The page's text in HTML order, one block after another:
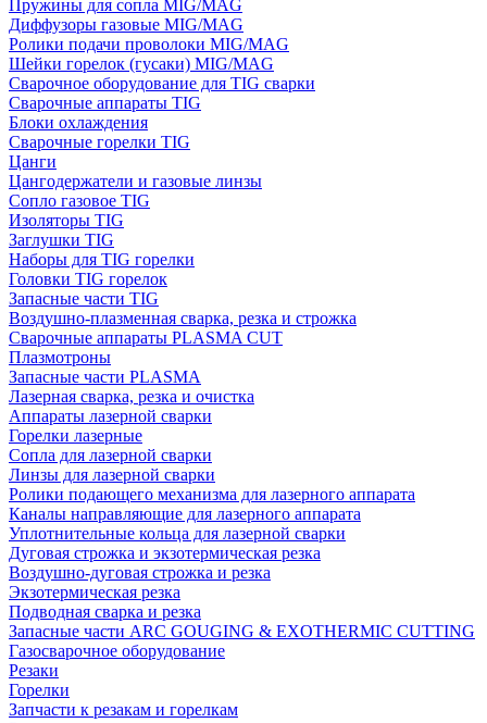
Пружины для сопла MIG/MAG
Диффузоры газовые MIG/MAG
Ролики подачи проволоки MIG/MAG
Шейки горелок (гусаки) MIG/MAG
Сварочное оборудование для TIG сварки
Сварочные аппараты TIG
Блоки охлаждения
Сварочные горелки TIG
Цанги
Цангодержатели и газовые линзы
Сопло газовое TIG
Изоляторы TIG
Заглушки TIG
Наборы для TIG горелки
Головки TIG горелок
Запасные части TIG
Воздушно-плазменная сварка, резка и строжка
Сварочные аппараты PLASMA CUT
Плазмотроны
Запасные части PLASMA
Лазерная сварка, резка и очистка
Аппараты лазерной сварки
Горелки лазерные
Сопла для лазерной сварки
Линзы для лазерной сварки
Ролики подающего механизма для лазерного аппарата
Каналы направляющие для лазерного аппарата
Уплотнительные кольца для лазерной сварки
Дуговая строжка и экзотермическая резка
Воздушно-дуговая строжка и резка
Экзотермическая резка
Подводная сварка и резка
Запасные части ARC GOUGING & EXOTHERMIC CUTTING
Газосварочное оборудование
Резаки
Горелки
Запчасти к резакам и горелкам